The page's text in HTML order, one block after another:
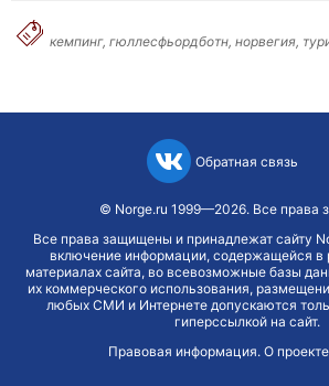
кемпинг, гюллесфьордботн, норвегия,
Обратная связь
© Norge.ru 1999—2026. Все права
Все права защищены и принадлежат сайту
включение информации, содержащейся в
материалах сайта, во всевозможные базы
их коммерческого использования,
любых СМИ и Интернете допускаются
гиперссылкой на сайт.
Правовая информация. О